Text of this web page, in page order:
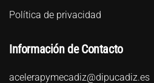
Política de privacidad
Información de Contacto
acelerapymecadiz@dipucadiz.es